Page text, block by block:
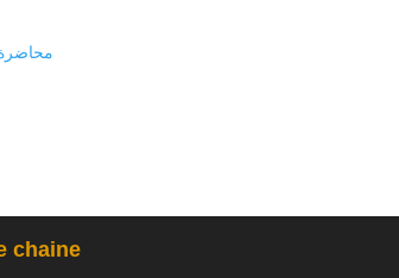
محاضرة
chaine